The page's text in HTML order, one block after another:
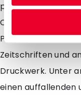
promotionellen
Charakter zu
Produkte,
Zeitschriften und
Druckwerk. Unter
einen auffallenden